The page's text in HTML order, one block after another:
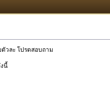
วละ โปรดสอบถาม
นี้